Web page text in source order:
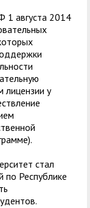
1 августа 2014
лицензии у
стал
по Республике